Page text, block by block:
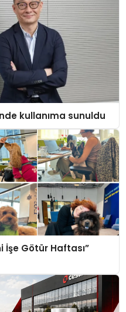
kullanıma sunuldu
İşe Götür Haftası”